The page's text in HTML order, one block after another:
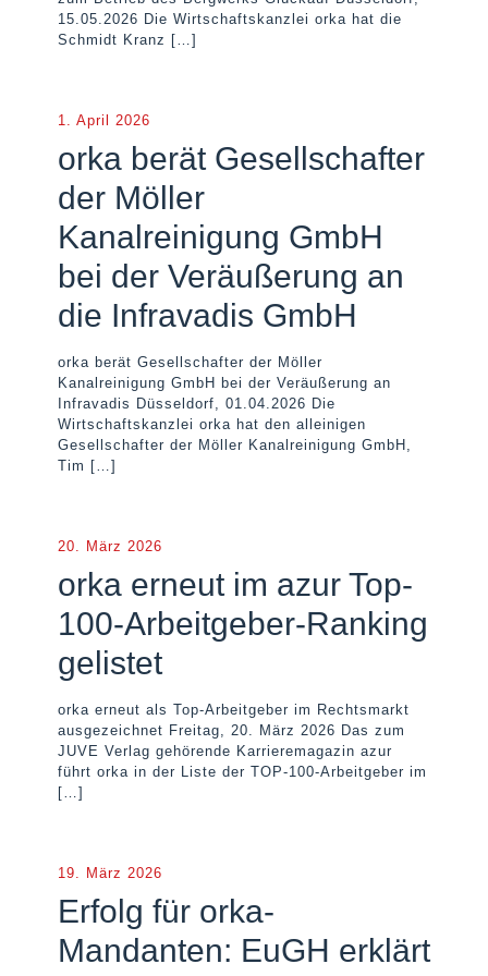
15.05.2026 Die Wirtschaftskanzlei orka hat die
Schmidt Kranz […]
1. April 2026
orka berät Gesellschafter
der Möller
Kanalreinigung GmbH
bei der Veräußerung an
die Infravadis GmbH
orka berät Gesellschafter der Möller
Kanalreinigung GmbH bei der Veräußerung an
Infravadis Düsseldorf, 01.04.2026 Die
Wirtschaftskanzlei orka hat den alleinigen
Gesellschafter der Möller Kanalreinigung GmbH,
Tim […]
20. März 2026
orka erneut im azur Top-
100-Arbeitgeber-Ranking
gelistet
orka erneut als Top-Arbeitgeber im Rechtsmarkt
ausgezeichnet Freitag, 20. März 2026 Das zum
JUVE Verlag gehörende Karrieremagazin azur
führt orka in der Liste der TOP-100-Arbeitgeber im
[…]
19. März 2026
Erfolg für orka-
Mandanten: EuGH erklärt